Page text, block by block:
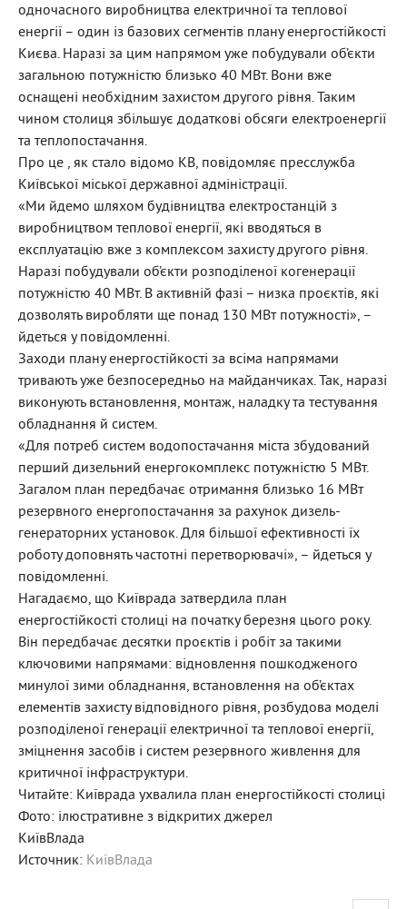
одночасного виробництва електричної та теплової
енергії – один із базових сегментів плану енергостійкості
Києва. Наразі за цим напрямом уже побудували об’єкти
загальною потужністю близько 40 МВт. Вони вже
оснащені необхідним захистом другого рівня. Таким
чином столиця збільшує додаткові обсяги електроенергії
та теплопостачання.
Про це , як стало відомо КВ, повідомляє пресслужба
Київської міської державної адміністрації.
«Ми йдемо шляхом будівництва електростанцій з
виробництвом теплової енергії, які вводяться в
експлуатацію вже з комплексом захисту другого рівня.
Наразі побудували об’єкти розподіленої когенерації
потужністю 40 МВт. В активній фазі – низка проєктів, які
дозволять виробляти ще понад 130 МВт потужності», –
йдеться у повідомленні.
Заходи плану енергостійкості за всіма напрямами
тривають уже безпосередньо на майданчиках. Так, наразі
виконують встановлення, монтаж, наладку та тестування
обладнання й систем.
«Для потреб систем водопостачання міста збудований
перший дизельний енергокомплекс потужністю 5 МВт.
Загалом план передбачає отримання близько 16 МВт
резервного енергопостачання за рахунок дизель-
генераторних установок. Для більшої ефективності їх
роботу доповнять частотні перетворювачі», – йдеться у
повідомленні.
Нагадаємо, що Київрада затвердила план
енергостійкості столиці на початку березня цього року.
Він передбачає десятки проєктів і робіт за такими
ключовими напрямами: відновлення пошкодженого
минулої зими обладнання, встановлення на об’єктах
елементів захисту відповідного рівня, розбудова моделі
розподіленої генерації електричної та теплової енергії,
зміцнення засобів і систем резервного живлення для
критичної інфраструктури.
Читайте: Київрада ухвалила план енергостійкості столиці
Фото: ілюстративне з відкритих джерел
КиївВлада
Источник: КиївВлада